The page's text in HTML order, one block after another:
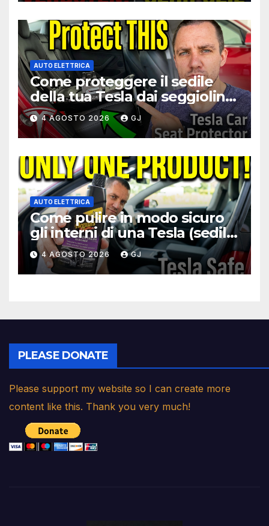
AUTO ELETTRICA
Come proteggere il sedile
della tua Tesla dai seggiolini
per bambini
4 AGOSTO 2026 GJ
AUTO ELETTRICA
Come pulire in modo sicuro
gli interni di una Tesla (sedili,
volante, schermo)
4 AGOSTO 2026 GJ
PLEASE DONATE
Please support my website so I can create more
content like this. Thank you very much!